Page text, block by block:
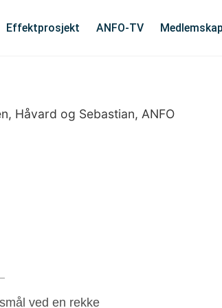
Effektprosjekt ANFO-TV Medlemskap
ved en rekke